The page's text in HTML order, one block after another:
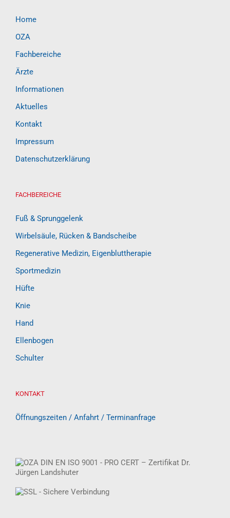
Home
OZA
Fachbereiche
Ärzte
Informationen
Aktuelles
Kontakt
Impressum
Datenschutzerklärung
FACHBEREICHE
Fuß & Sprunggelenk
Wirbelsäule, Rücken & Bandscheibe
Regenerative Medizin, Eigenbluttherapie
Sportmedizin
Hüfte
Knie
Hand
Ellenbogen
Schulter
KONTAKT
Öffnungszeiten / Anfahrt / Terminanfrage